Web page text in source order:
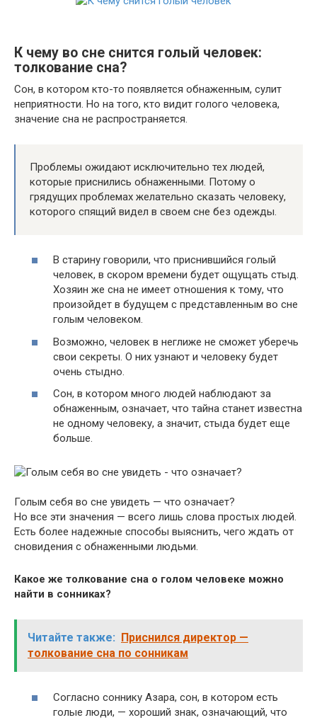
К чему во сне снится голый человек:
толкование сна?
Сон, в котором кто-то появляется обнаженным, сулит
неприятности. Но на того, кто видит голого человека,
значение сна не распространяется.
Проблемы ожидают исключительно тех людей,
которые приснились обнаженными. Потому о
грядущих проблемах желательно сказать человеку,
которого спящий видел в своем сне без одежды.
В старину говорили, что приснившийся голый
человек, в скором времени будет ощущать стыд.
Хозяин же сна не имеет отношения к тому, что
произойдет в будущем с представленным во сне
голым человеком.
Возможно, человек в неглиже не сможет уберечь
свои секреты. О них узнают и человеку будет
очень стыдно.
Сон, в котором много людей наблюдают за
обнаженным, означает, что тайна станет известна
не одному человеку, а значит, стыда будет еще
больше.
Голым себя во сне увидеть — что означает?
Но все эти значения — всего лишь слова простых людей.
Есть более надежные способы выяснить, чего ждать от
сновидения с обнаженными людьми.
Какое же толкование сна о голом человеке можно
найти в сонниках?
Читайте также: Приснился директор —
толкование сна по сонникам
Согласно соннику Азара, сон, в котором есть
голые люди, — хороший знак, означающий, что